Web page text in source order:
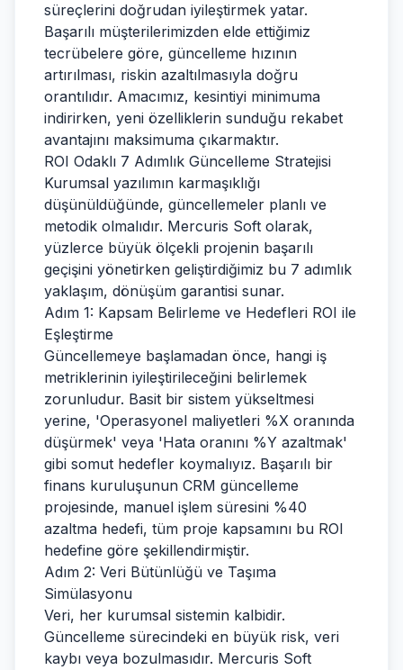
süreçlerini doğrudan iyileştirmek yatar.
Başarılı müşterilerimizden elde ettiğimiz
tecrübelere göre, güncelleme hızının
artırılması, riskin azaltılmasıyla doğru
orantılıdır. Amacımız, kesintiyi minimuma
indirirken, yeni özelliklerin sunduğu rekabet
avantajını maksimuma çıkarmaktır.
ROI Odaklı 7 Adımlık Güncelleme Stratejisi
Kurumsal yazılımın karmaşıklığı
düşünüldüğünde, güncellemeler planlı ve
metodik olmalıdır. Mercuris Soft olarak,
yüzlerce büyük ölçekli projenin başarılı
geçişini yönetirken geliştirdiğimiz bu 7 adımlık
yaklaşım, dönüşüm garantisi sunar.
Adım 1: Kapsam Belirleme ve Hedefleri ROI ile
Eşleştirme
Güncellemeye başlamadan önce, hangi iş
metriklerinin iyileştirileceğini belirlemek
zorunludur. Basit bir sistem yükseltmesi
yerine, 'Operasyonel maliyetleri %X oranında
düşürmek' veya 'Hata oranını %Y azaltmak'
gibi somut hedefler koymalıyız. Başarılı bir
finans kuruluşunun CRM güncelleme
projesinde, manuel işlem süresini %40
azaltma hedefi, tüm proje kapsamını bu ROI
hedefine göre şekillendirmiştir.
Adım 2: Veri Bütünlüğü ve Taşıma
Simülasyonu
Veri, her kurumsal sistemin kalbidir.
Güncelleme sürecindeki en büyük risk, veri
kaybı veya bozulmasıdır. Mercuris Soft